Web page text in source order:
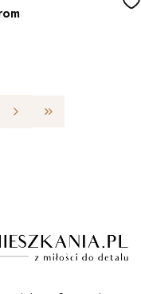
z produktami
Przejdź do